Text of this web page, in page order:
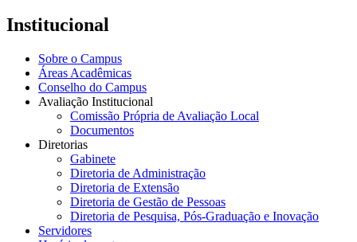
Institucional
Sobre o Campus
Áreas Acadêmicas
Conselho do Campus
Avaliação Institucional
Comissão Própria de Avaliação Local
Documentos
Diretorias
Gabinete
Diretoria de Administração
Diretoria de Extensão
Diretoria de Gestão de Pessoas
Diretoria de Pesquisa, Pós-Graduação e Inovação
Servidores